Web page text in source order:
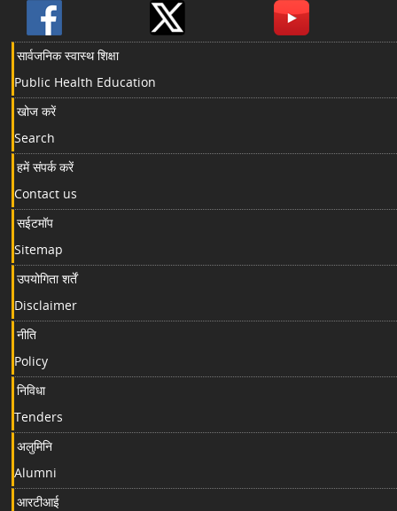
सार्वजनिक स्वास्थ शिक्षा
Public Health Education
खोज करें
Search
हमें संपर्क करें
Contact us
सईटमॉप
Sitemap
उपयोगिता शर्तें
Disclaimer
नीति
Policy
निविधा
Tenders
अलुमिनि
Alumni
आरटीआई